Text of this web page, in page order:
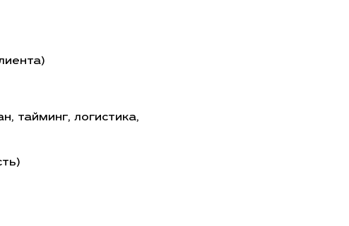
тайминг, логистика,